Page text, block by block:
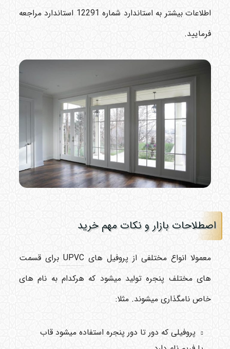
اطلاعات بیشتر به استاندارد شماره 12291 استاندارد مراجعه
فرمایید.
اصطلاحات بازار و نکات مهم خرید
معمولا انواع مختلفی از پروفیل های UPVC برای قسمت
های مختلف پنجره تولید میشود که هرکدام به نام های
خاص نامگذاری میشوند. مثلا:
پروفیلی که دور تا دور پنجره استفاده میشود قاب